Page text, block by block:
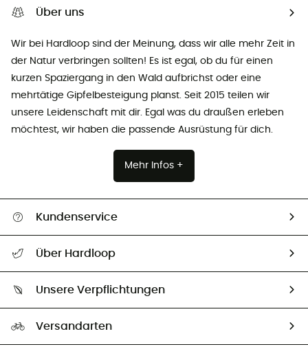
Über uns
Wir bei Hardloop sind der Meinung, dass wir alle mehr Zeit in
der Natur verbringen sollten! Es ist egal, ob du für einen
kurzen Spaziergang in den Wald aufbrichst oder eine
mehrtätige Gipfelbesteigung planst. Seit 2015 teilen wir
unsere Leidenschaft mit dir. Egal was du draußen erleben
möchtest, wir haben die passende Ausrüstung für dich.
Mehr Infos +
Kundenservice
Größentabelle
Vertrag widerrufen
Über Hardloop
Unsere Botschafter
Unsere Verpflichtungen
Versandarten